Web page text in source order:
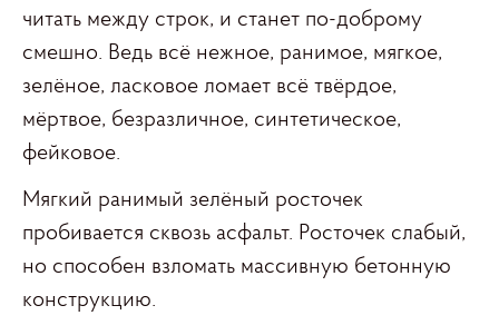
читать между строк, и станет по-доброму
смешно. Ведь всё нежное, ранимое, мягкое,
зелёное, ласковое ломает всё твёрдое,
мёртвое, безразличное, синтетическое,
фейковое.
Мягкий ранимый зелёный росточек
пробивается сквозь асфальт. Росточек слабый,
но способен взломать массивную бетонную
конструкцию.